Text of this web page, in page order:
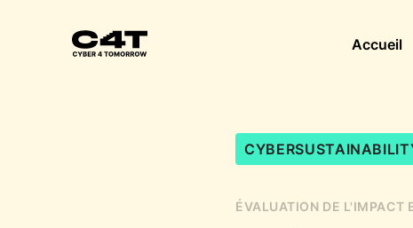
Accueil
ÉVALUATION DE L'IMPACT